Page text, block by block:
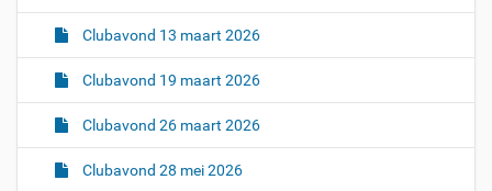
Clubavond 13 maart 2026
Clubavond 19 maart 2026
Clubavond 26 maart 2026
Clubavond 28 mei 2026